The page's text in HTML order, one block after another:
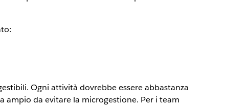
Ogni attività dovrebbe essere abbastanza
ampio da evitare la microgestione. Per i team